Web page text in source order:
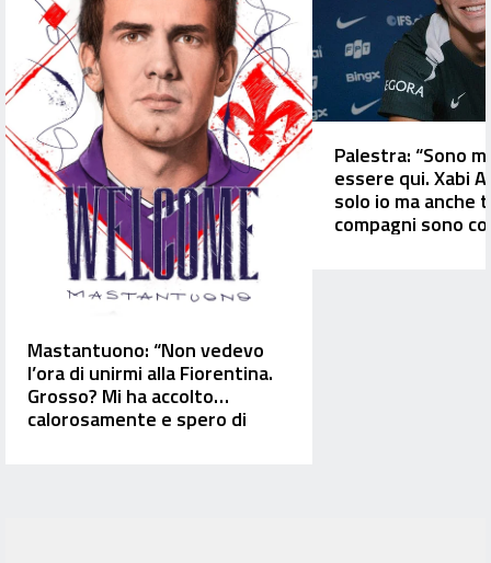
Mastantuono: “Non vedevo
l’ora di unirmi alla Fiorentina.
Grosso? Mi ha accolto
calorosamente e spero di
Palestra: “Sono
essere qui. Xabi
solo io ma anche
compagni sono